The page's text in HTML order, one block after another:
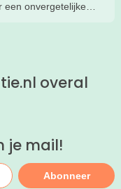
een onvergetelijke
overal
op Instagram
ons
je mail!
Abonneer